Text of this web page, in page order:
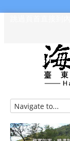
HOME
訊息專區